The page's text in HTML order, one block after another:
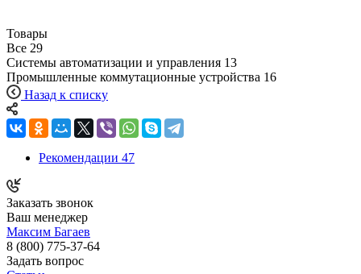
Товары
Все 29
Системы автоматизации и управления 13
Промышленные коммутационные устройства 16
Назад к списку
Рекомендации 47
Заказать звонок
Ваш менеджер
Максим Багаев
8 (800) 775-37-64
Задать вопрос